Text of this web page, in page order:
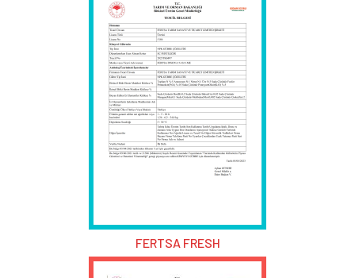
FERTSA FRESH